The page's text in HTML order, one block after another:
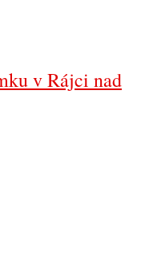
v Rájci nad